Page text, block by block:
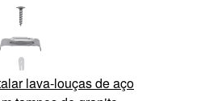
lava-louças de aço